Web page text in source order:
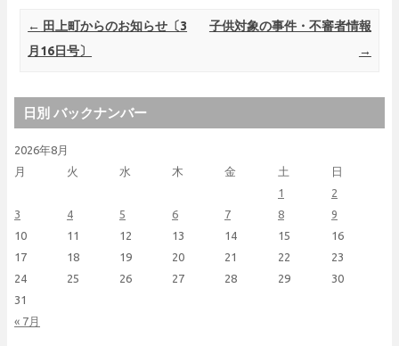
Post navigation
← 田上町からのお知らせ〔3
月16日号〕
子供対象の事件・不審者情報
→
日別 バックナンバー
2026年8月
月
火 水 木 金 土 日
« 7月
1
2
3
4 5 6 7 8
9
10
11 12 13 14 15
16
17
18 19 20 21 22
23
24
25 26 27 28 29
30
31